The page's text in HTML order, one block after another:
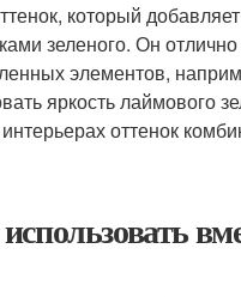
который
зеленого. Он
элементов,
яркость лаймового
оттенок